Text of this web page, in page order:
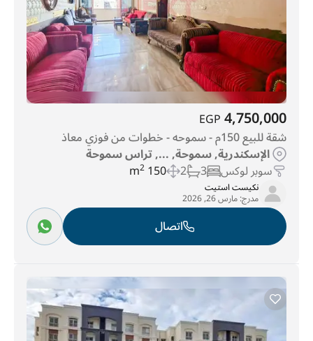
4,750,000
EGP
شقة للبيع 150م - سموحه - خطوات من فوزي معاذ
الإسكندرية, سموحة, ..., تراس سموحة
سوبر لوكس 3
2
150 m
2
نكيست استيت
مدرج:مارس 26, 2026
اتصال